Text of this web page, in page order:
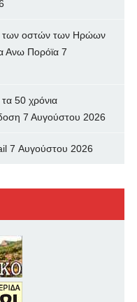
των oστών των Ηρώων
Ανω Πορόϊα 7
50 χρόνια
7 Αυγούστου 2026
7 Αυγούστου 2026